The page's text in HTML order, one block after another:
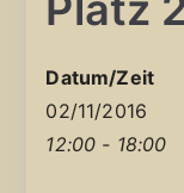
Datum/Zeit
02/11/2016
12:00 - 18:00